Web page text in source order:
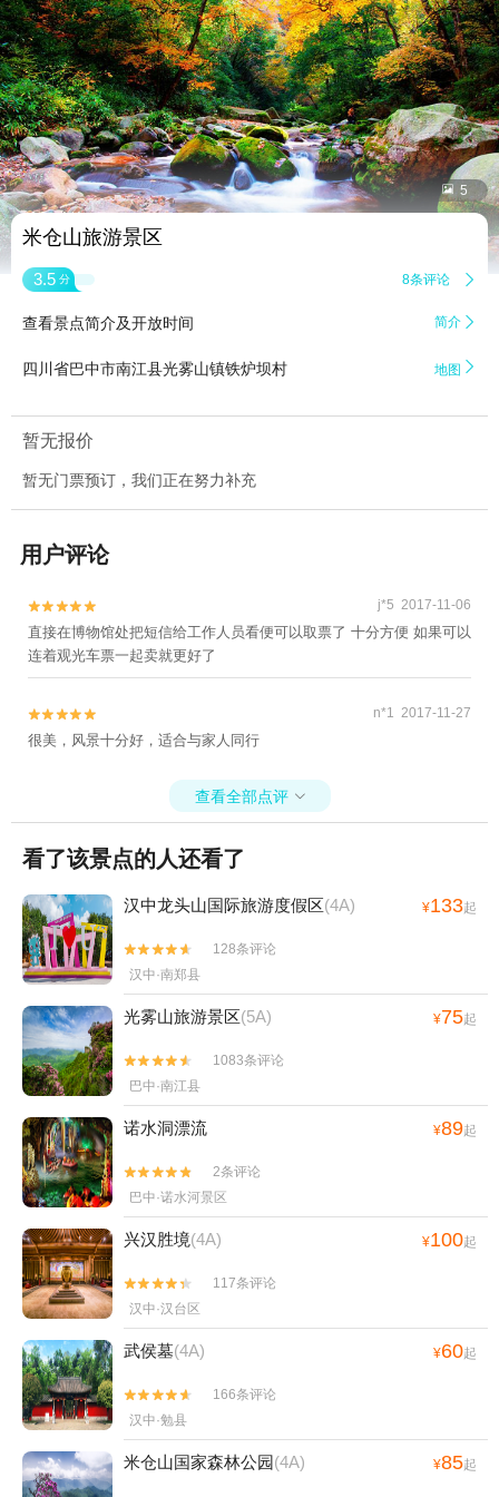
 5
米仓山旅游景区
3.5 分 8条评论 
查看景点简介及开放时间 简介 
四川省巴中市南江县光雾山镇铁炉坝村 地图 
暂无报价
暂无门票预订，我们正在努力补充
用户评论

 j*5 2017-11-06
直接在博物馆处把短信给工作人员看便可以取票了 十分方便 如果可以
连着观光车票一起卖就更好了

 n*1 2017-11-27
很美，风景十分好，适合与家人同行
查看全部点评 
看了该景点的人还看了
汉中龙头山国际旅游度假区(4A) ¥133起


128条评论
汉中·南郑县
光雾山旅游景区(5A) ¥75起


1083条评论
巴中·南江县
诺水洞漂流 ¥89起


2条评论
巴中·诺水河景区
兴汉胜境(4A) ¥100起


117条评论
汉中·汉台区
武侯墓(4A) ¥60起


166条评论
汉中·勉县
米仓山国家森林公园(4A) ¥85起
